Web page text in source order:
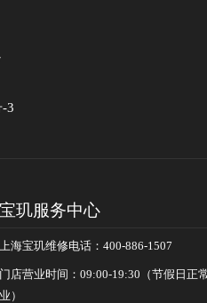
3
宝玑服务中心
上海宝玑维修电话：400-886-1507
门店营业时间：09:00-19:30（节假日正
业）